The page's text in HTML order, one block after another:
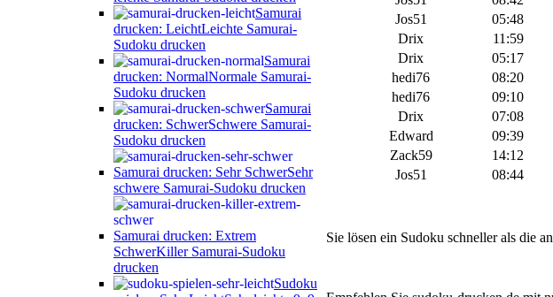
Samurai
drucken: LeichtLeichte Samurai-
Sudoku drucken
Samurai
drucken: NormalNormale Samurai-
Sudoku drucken
Samurai
drucken: SchwerSchwere Samurai-
Sudoku drucken
Samurai drucken: Sehr SchwerSehr
schwere Samurai-Sudoku drucken
Samurai drucken: Extrem
SchwerKiller Samurai-Sudoku
drucken
Sudoku
Jos51
05:48
Drix
11:59
Drix
05:17
hedi76
08:20
hedi76
09:10
Drix
07:08
Edward
09:39
Zack59
14:12
Jos51
08:44
Sie lösen ein Sudoku schneller als die